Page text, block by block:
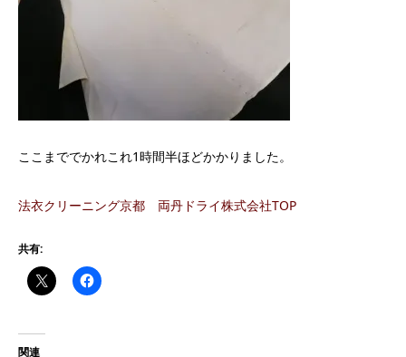
ここまででかれこれ1時間半ほどかかりました。
法衣クリーニング京都 両丹ドライ株式会社TOP
共有:
関連